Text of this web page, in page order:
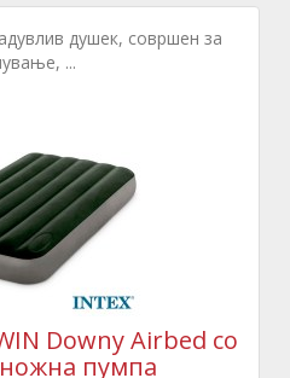
душек, совршен за
...
Downy Airbed со
пумпа